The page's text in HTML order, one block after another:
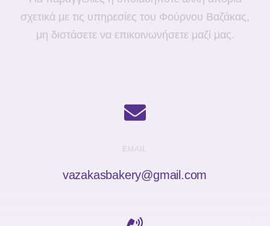
σχετικά με τις υπηρεσίες του Φούρνου Βαζάκας,
μη διστάσετε να επικοινωνήσετε μαζί μας.
EMAIL
vazakasbakery@gmail.com